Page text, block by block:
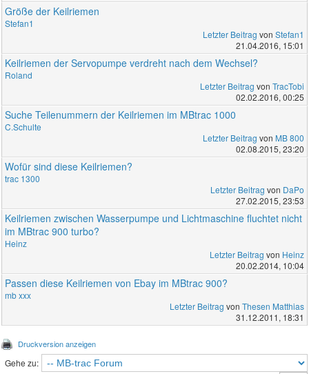
Größe der Keilriemen
Stefan1
Letzter Beitrag von Stefan1
21.04.2016, 15:01
Keilriemen der Servopumpe verdreht nach dem Wechsel?
Roland
Letzter Beitrag von TracTobi
02.02.2016, 00:25
Suche Teilenummern der Keilriemen im MBtrac 1000
C.Schulte
Letzter Beitrag von MB 800
02.08.2015, 23:20
Wofür sind diese Keilriemen?
trac 1300
Letzter Beitrag von DaPo
27.02.2015, 23:53
Keilriemen zwischen Wasserpumpe und Lichtmaschine fluchtet nicht
im MBtrac 900 turbo?
Heinz
Letzter Beitrag von Heinz
20.02.2014, 10:04
Passen diese Keilriemen von Ebay im MBtrac 900?
mb xxx
Letzter Beitrag von Thesen Matthias
31.12.2011, 18:31
Druckversion anzeigen
Gehe zu: